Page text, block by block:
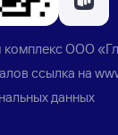
ООО
ссылка на
данных